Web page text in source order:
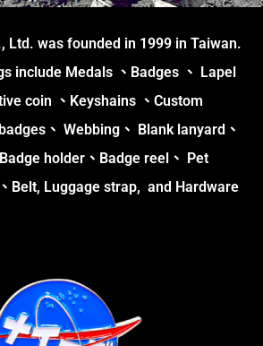
Ltd. was founded in 1999 in Taiwan.
include Medals 、Badges 、 Lapel
coin 、Keyshains 、Custom
、 Webbing、 Blank lanyard、
holder、Badge reel、 Pet
Belt, Luggage strap, and Hardware